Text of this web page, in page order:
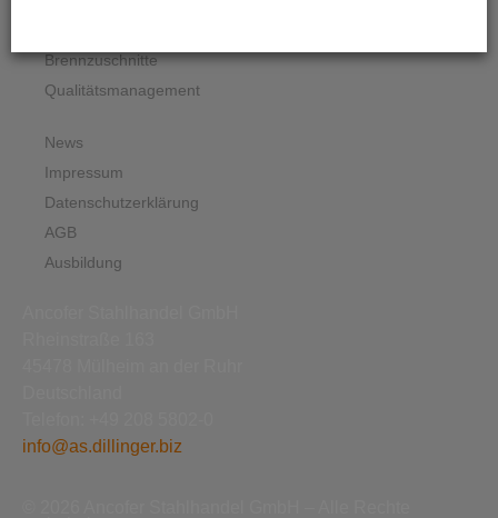
Brennzuschnitte
Qualitätsmanagement
News
Impressum
Datenschutzerklärung
AGB
Ausbildung
info@as.dillinger.biz